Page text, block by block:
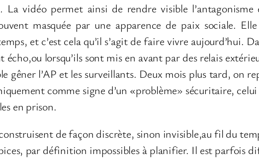
vidéo permet ainsi de rendre visible
masquée par une apparence de paix sociale.
et c’est cela qu’il s’agit de faire vivre aujourd’hui.
écho,ou lorsqu’ils sont mis en avant par des relais
gêner l’AP et les surveillants. Deux mois plus tard, on
comme signe d’un «problème» sécuritaire, celui
en prison.
de façon discrète, sinon invisible,au fil du
par définition impossibles à planifier. Il est parfois